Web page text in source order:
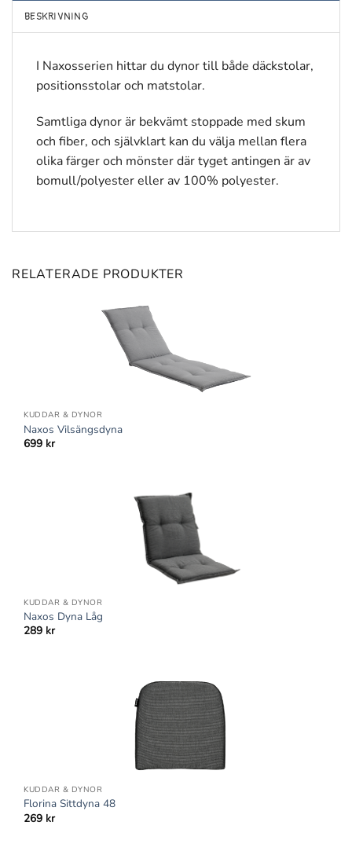
BESKRIVNING
I Naxosserien hittar du dynor till både däckstolar,
positionsstolar och matstolar.
Samtliga dynor är bekvämt stoppade med skum
och fiber, och självklart kan du välja mellan flera
olika färger och mönster där tyget antingen är av
bomull/polyester eller av 100% polyester.
RELATERADE PRODUKTER
KUDDAR & DYNOR
Naxos Vilsängsdyna
699 kr
KUDDAR & DYNOR
Naxos Dyna Låg
289 kr
KUDDAR & DYNOR
Florina Sittdyna 48
269 kr